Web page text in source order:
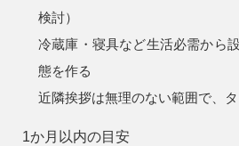
検討）
冷蔵庫・寝具など生活必需から
態を作る
近隣挨拶は無理のない範囲で、
1か月以内の目安